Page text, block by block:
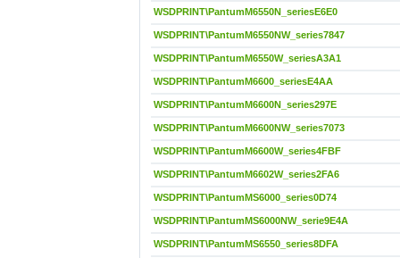
WSDPRINT\PantumM6550N_seriesE6E0
WSDPRINT\PantumM6550NW_series7847
WSDPRINT\PantumM6550W_seriesA3A1
WSDPRINT\PantumM6600_seriesE4AA
WSDPRINT\PantumM6600N_series297E
WSDPRINT\PantumM6600NW_series7073
WSDPRINT\PantumM6600W_series4FBF
WSDPRINT\PantumM6602W_series2FA6
WSDPRINT\PantumMS6000_series0D74
WSDPRINT\PantumMS6000NW_serie9E4A
WSDPRINT\PantumMS6550_series8DFA